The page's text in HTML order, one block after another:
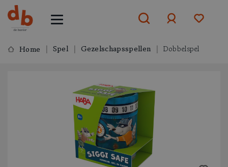
ofaanmelden
Home Spel Gezelschapsspellen Dobbelspel